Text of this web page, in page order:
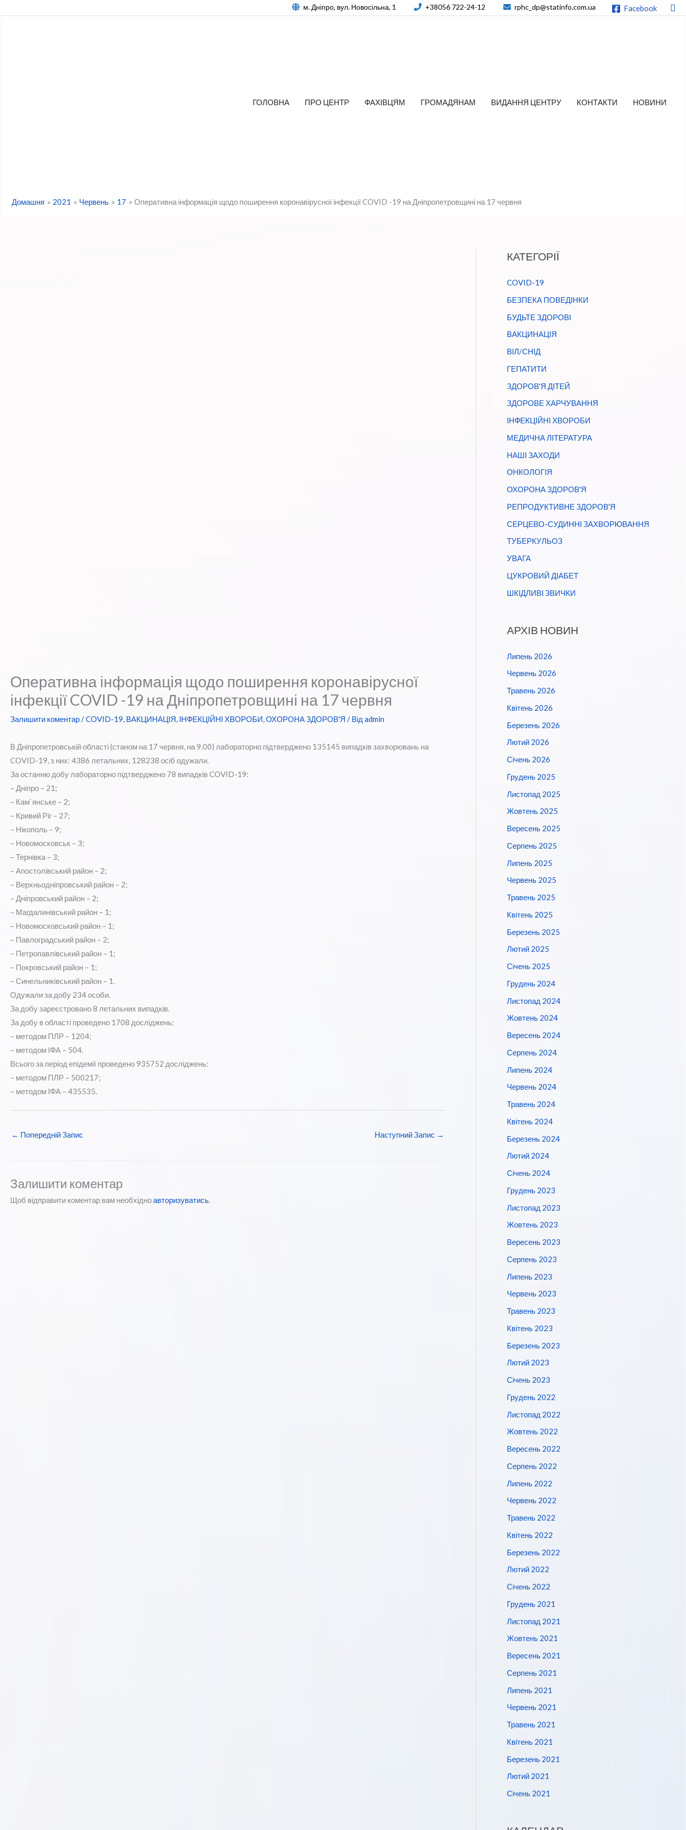
м. Дніпро, вул. Новосільна, 1 +38056 722-24-12 rphc_dp@statinfo.com.ua Facebook
ГОЛОВНА ПРО ЦЕНТР ФАХІВЦЯМ ГРОМАДЯНАМ ВИДАННЯ ЦЕНТРУ КОНТАКТИ НОВИНИ
Домашня 2021 Червень 17 Оперативна інформація щодо поширення коронавірусної інфекції COVID -19 на Дніпропетровщині на 17 червня
Оперативна інформація щодо поширення коронавірусної
інфекції COVID -19 на Дніпропетровщині на 17 червня
Залишити коментар/COVID-19, ВАКЦИНАЦІЯ, ІНФЕКЦІЙНІ ХВОРОБИ,ОХОРОНА ЗДОРОВ'Я / Від admin
В Дніпропетровській області (станом на 17 червня, на 9.00) лабораторно підтверджено 135145 випадків захворювань на
COVID-19, з них: 4386 летальних, 128238 осіб одужали.
За останню добу лабораторно підтверджено 78 випадків COVID-19:
– Дніпро – 21;
– Кам`янське – 2;
– Кривий Ріг – 27;
– Нікополь – 9;
– Новомосковськ – 3;
– Тернівка – 3;
– Апостолівський район – 2;
– Верхньодніпровський район – 2;
– Дніпровський район – 2;
– Магдалинівський район – 1;
– Новомосковський район – 1;
– Павлоградський район – 2;
– Петропавлівський район – 1;
– Покровський район – 1;
– Синельниківський район – 1.
Одужали за добу 234 особи.
За добу зареєстровано 8 летальних випадків.
За добу в області проведено 1708 досліджень:
– методом ПЛР – 1204;
– методом ІФА – 504.
Всього за період епідемії проведено 935752 досліджень:
– методом ПЛР – 500217;
– методом ІФА – 435535.
← Попередній Запис Наступний Запис →
Залишити коментар
Щоб відправити коментар вам необхідноавторизуватись.
КАТЕГОРІЇ
COVID-19
БЕЗПЕКА ПОВЕДІНКИ
БУДЬТЕ ЗДОРОВІ
ВАКЦИНАЦІЯ
ВІЛ/СНІД
ГЕПАТИТИ
ЗДОРОВ'Я ДІТЕЙ
ЗДОРОВЕ ХАРЧУВАННЯ
ІНФЕКЦІЙНІ ХВОРОБИ
МЕДИЧНА ЛІТЕРАТУРА
НАШІ ЗАХОДИ
ОНКОЛОГІЯ
ОХОРОНА ЗДОРОВ'Я
РЕПРОДУКТИВНЕ ЗДОРОВ'Я
СЕРЦЕВО-СУДИННІ ЗАХВОРЮВАННЯ
ТУБЕРКУЛЬОЗ
УВАГА
ЦУКРОВИЙ ДІАБЕТ
ШКІДЛИВІ ЗВИЧКИ
АРХІВ НОВИН
Липень 2026
Червень 2026
Травень 2026
Квітень 2026
Березень 2026
Лютий 2026
Січень 2026
Грудень 2025
Листопад 2025
Жовтень 2025
Вересень 2025
Серпень 2025
Липень 2025
Червень 2025
Травень 2025
Квітень 2025
Березень 2025
Лютий 2025
Січень 2025
Грудень 2024
Листопад 2024
Жовтень 2024
Вересень 2024
Серпень 2024
Липень 2024
Червень 2024
Травень 2024
Квітень 2024
Березень 2024
Лютий 2024
Січень 2024
Грудень 2023
Листопад 2023
Жовтень 2023
Вересень 2023
Серпень 2023
Липень 2023
Червень 2023
Травень 2023
Квітень 2023
Березень 2023
Лютий 2023
Січень 2023
Грудень 2022
Листопад 2022
Жовтень 2022
Вересень 2022
Серпень 2022
Липень 2022
Червень 2022
Травень 2022
Квітень 2022
Березень 2022
Лютий 2022
Січень 2022
Грудень 2021
Листопад 2021
Жовтень 2021
Вересень 2021
Серпень 2021
Липень 2021
Червень 2021
Травень 2021
Квітень 2021
Березень 2021
Лютий 2021
Січень 2021